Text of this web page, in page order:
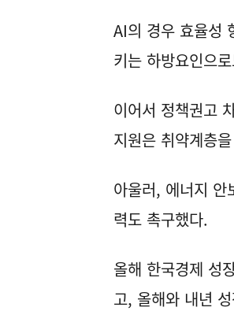
AI의 경우 효율성
키는 하방요인으
이어서 정책권고
지원은 취약계층
아울러, 에너지 안
력도 촉구했다.
올해 한국경제 성
고, 올해와 내년